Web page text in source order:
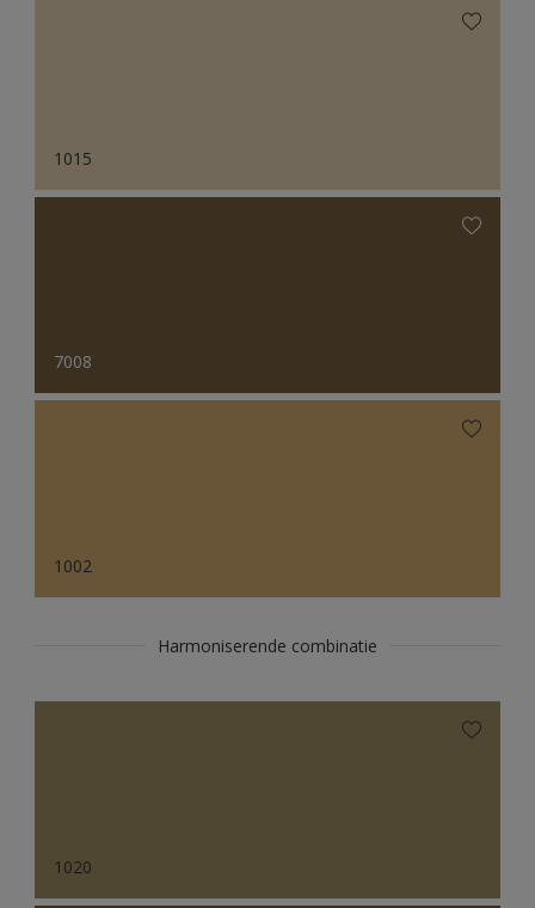
1015
7008
1002
Harmoniserende combinatie
1020